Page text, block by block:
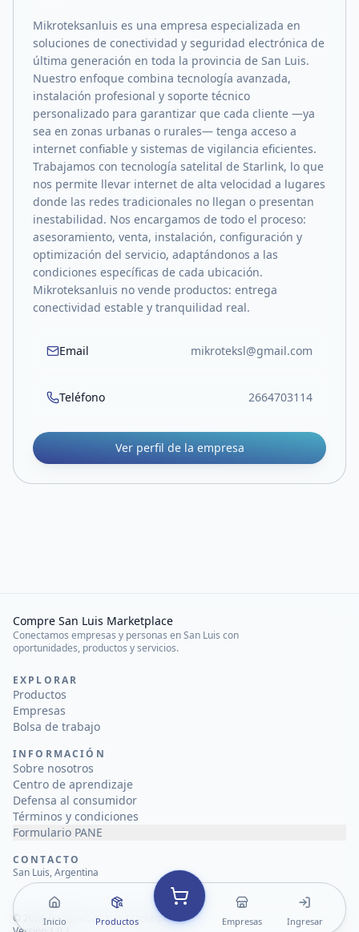
Mikroteksanluis es una empresa especializada en
soluciones de conectividad y seguridad electrónica de
última generación en toda la provincia de San Luis.
Nuestro enfoque combina tecnología avanzada,
instalación profesional y soporte técnico
personalizado para garantizar que cada cliente —ya
sea en zonas urbanas o rurales— tenga acceso a
internet confiable y sistemas de vigilancia eficientes.
Trabajamos con tecnología satelital de Starlink, lo que
nos permite llevar internet de alta velocidad a lugares
donde las redes tradicionales no llegan o presentan
inestabilidad. Nos encargamos de todo el proceso:
asesoramiento, venta, instalación, configuración y
optimización del servicio, adaptándonos a las
condiciones específicas de cada ubicación.
Mikroteksanluis no vende productos: entrega
conectividad estable y tranquilidad real.
Email mikroteksl@gmail.com
Teléfono 2664703114
Ver perfil de la empresa
Inicio Productos Empresas Ingresar
Compre San Luis Marketplace
Conectamos empresas y personas en San Luis con
oportunidades, productos y servicios.
EXPLORAR
Productos
Empresas
Bolsa de trabajo
INFORMACIÓN
Sobre nosotros
Centro de aprendizaje
Defensa al consumidor
Términos y condiciones
Formulario PANE
CONTACTO
San Luis, Argentina
© 2026Compre San Luis Marketplace